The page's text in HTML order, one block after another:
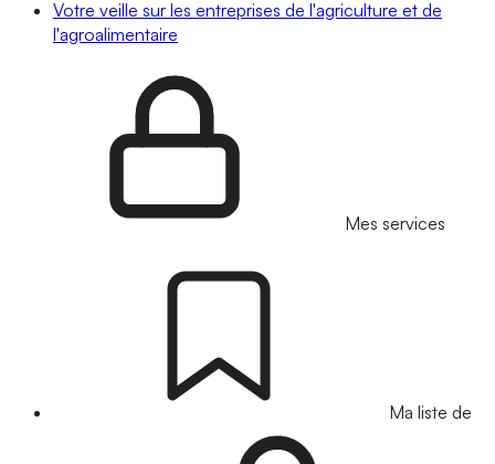
Votre veille sur les entreprises de l'agriculture et de
l'agroalimentaire
Mes services
Ma liste de